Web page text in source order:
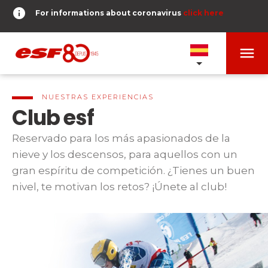
info For informations about coronavirus click here
menu
NUESTRAS ESCUELAS
search
room MI UBICACIÓN
PRUEBAS Y ÉTOILES
Pruebas de esquí alpino
Adolescentes y adultos
DERNIER-PLANTER-DE-BATON expand_more
expand_more
NUESTRAS EXPERIENCIAS
Club esf
Reservado para los más apasionados de la
nieve y los descensos, para aquellos con un
gran espíritu de competición. ¿Tienes un buen
nivel, te motivan los retos? ¡Únete al club!